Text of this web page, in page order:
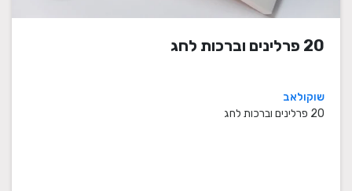
20 פרלינים וברכות לחג
שוקולאב
20 פרלינים וברכות לחג